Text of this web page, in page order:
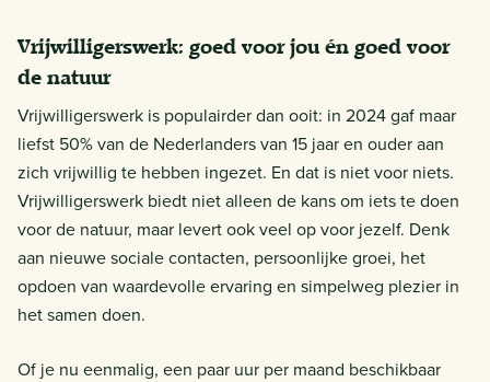
Vrijwilligerswerk: goed voor jou én goed voor
de natuur
Vrijwilligerswerk is populairder dan ooit: in 2024 gaf maar
liefst 50% van de Nederlanders van 15 jaar en ouder aan
zich vrijwillig te hebben ingezet. En dat is niet voor niets.
Vrijwilligerswerk biedt niet alleen de kans om iets te doen
voor de natuur, maar levert ook veel op voor jezelf. Denk
aan nieuwe sociale contacten, persoonlijke groei, het
opdoen van waardevolle ervaring en simpelweg plezier in
het samen doen.
Of je nu eenmalig, een paar uur per maand beschikbaar